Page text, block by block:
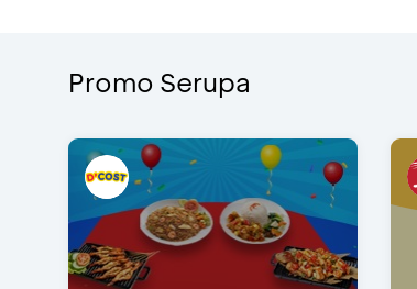
Promo Serupa